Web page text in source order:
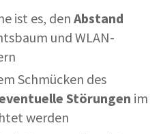
ist es, den Abstand
und WLAN-
Schmücken des
Störungen im
werden